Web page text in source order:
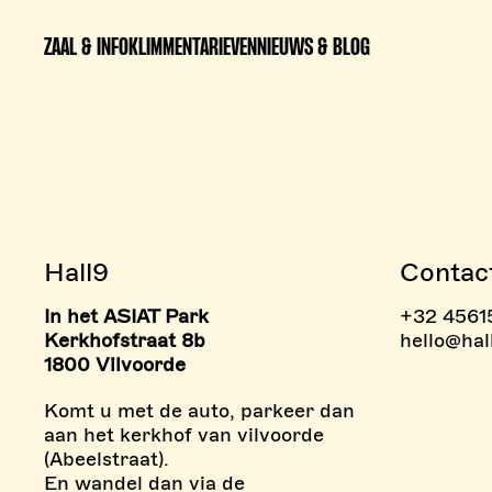
ZAAL & INFOKLIMMENTARIEVENNIEUWS & BLOG
> BOULDERZONE >
Hall9
In het ASIAT Park
Kerkhofstraat 8b
1800 Vilvoorde
Komt u met de auto, parkeer dan
aan het kerkhof van vilvoorde
(Abeelstraat).
En wandel dan via de
+32